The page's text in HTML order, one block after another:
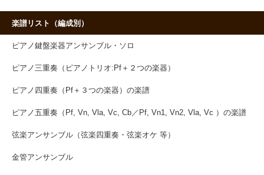
楽譜リスト（編成別）
ピアノ鍵盤楽器アンサンブル・ソロ
ピアノ三重奏（ピアノトリオ:Pf＋２つの楽器）
ピアノ四重奏（Pf＋３つの楽器）の楽譜
ピアノ五重奏（Pf, Vn, Vla, Vc, Cb／Pf, Vn1, Vn2, Vla, Vc ）の楽譜
弦楽アンサンブル（弦楽四重奏・弦楽オケ 等）
金管アンサンブル